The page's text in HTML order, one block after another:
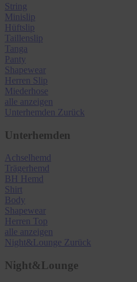
String
Minislip
Hüftslip
Taillenslip
Tanga
Panty
Shapewear
Herren Slip
Miederhose
alle anzeigen
Unterhemden Zurück
Unterhemden
Achselhemd
Trägerhemd
BH Hemd
Shirt
Body
Shapewear
Herren Top
alle anzeigen
Night&Lounge Zurück
Night&Lounge